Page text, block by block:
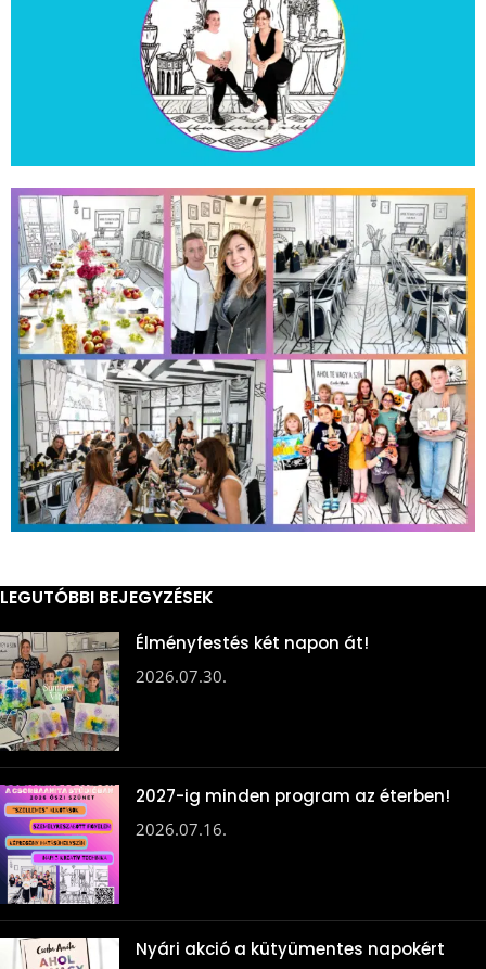
LEGUTÓBBI BEJEGYZÉSEK
Élményfestés két napon át!
2026.07.30.
2027-ig minden program az éterben!
2026.07.16.
Nyári akció a kütyümentes napokért